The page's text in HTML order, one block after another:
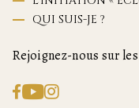
QUI SUIS-JE ?
Rejoignez-nous sur